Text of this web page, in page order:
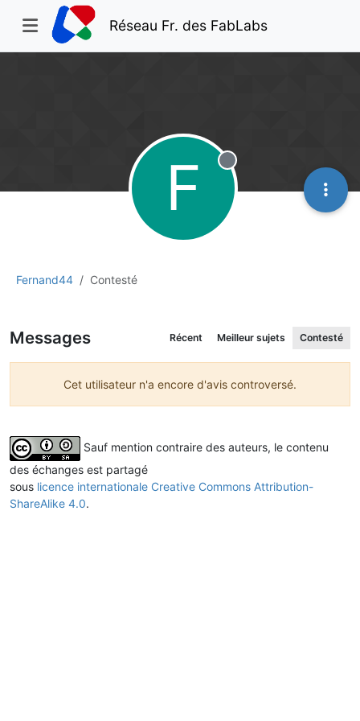
Réseau Fr. des FabLabs
Fernand44 Contesté
F Hors-ligne
Messages Récent Meilleur sujets Contesté
Cet utilisateur n'a encore d'avis controversé.
Sauf mention contraire des auteurs, le contenu
des échanges est partagé
sous licence internationale Creative Commons Attribution-
ShareAlike 4.0.